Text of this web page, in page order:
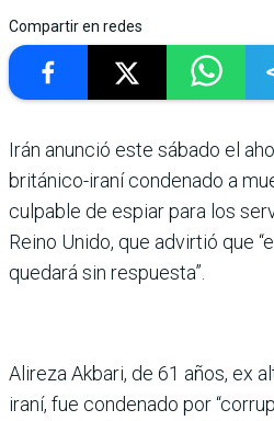
Compartir en redes
Irán anunció este sábado el
británico-iraní condenado a
culpable de espiar para los
Reino Unido, que advirtió que
quedará sin respuesta”.
Alireza Akbari, de 61 años, ex
iraní, fue condenado por